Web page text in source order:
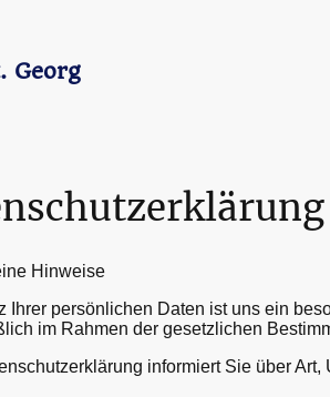
Georg
Hinweise
Ihrer persönlichen Daten ist uns ein
im Rahmen der gesetzlichen
informiert Sie über